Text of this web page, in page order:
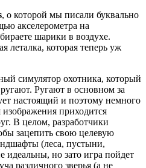
, о которой мы писали буквально
акселерометра на
шарики в воздухе.
леталка, которая теперь уж
симулятор охотника, который
Ругают в основном за
настоящий и поэтому немного
приходится
В целом, разработчики
зацепить свою целевую
(леса, пустыни,
но зато игра пойдет
различного зверья (а не